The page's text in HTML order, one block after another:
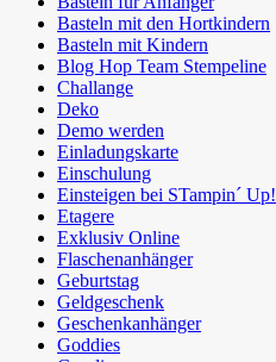
Basteln mit den Hortkindern
Basteln mit Kindern
Blog Hop Team Stempeline
Challange
Deko
Demo werden
Einladungskarte
Einschulung
Einsteigen bei STampin´ Up!
Etagere
Exklusiv Online
Flaschenanhänger
Geburtstag
Geldgeschenk
Geschenkanhänger
Goddies